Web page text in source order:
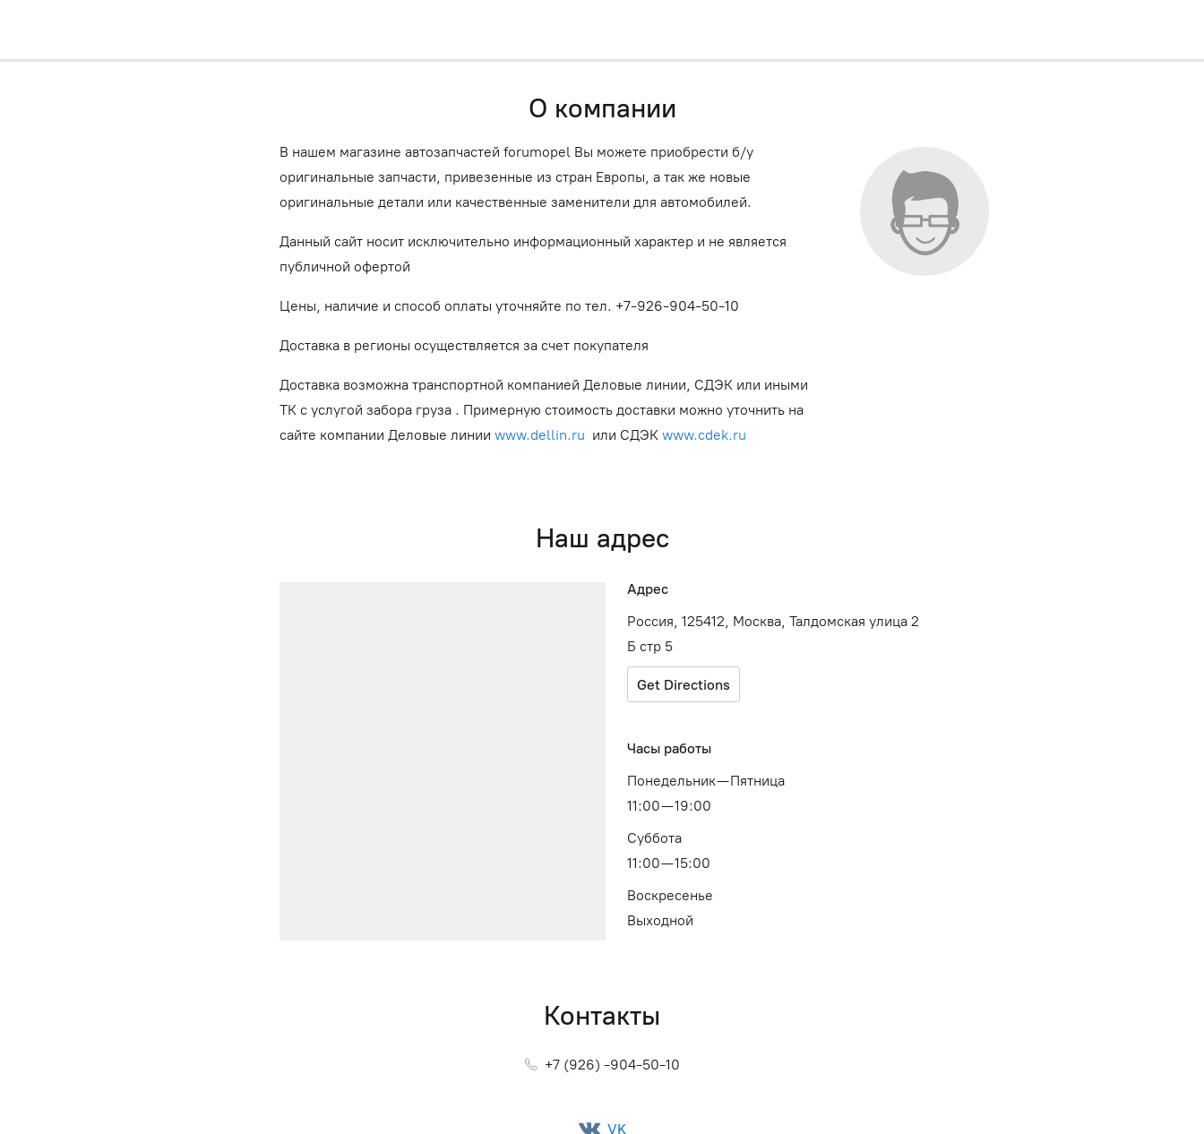
О компании
В нашем магазине автозапчастей forumopel Вы можете приобрести б/у
оригинальные запчасти, привезенные из стран Европы, а так же новые
оригинальные детали или качественные заменители для автомобилей.
Данный сайт носит исключительно информационный характер и не является
публичной офертой
Цены, наличие и способ оплаты уточняйте по тел. +7-926-904-50-10
Доставка в регионы осуществляется за счет покупателя
Доставка возможна транспортной компанией Деловые линии, СДЭК или иными
ТК с услугой забора груза . Примерную стоимость доставки можно уточнить на
сайте компании Деловые линии www.dellin.ru или СДЭК www.cdek.ru
Наш адрес
Адрес
Россия, 125412, Москва, Талдомская улица 2
Б стр 5
Get Directions
Часы работы
Понедельник — Пятница
11:00 — 19:00
Суббота
11:00 — 15:00
Воскресенье
Выходной
Контакты
+7 (926) -904-50-10
VK